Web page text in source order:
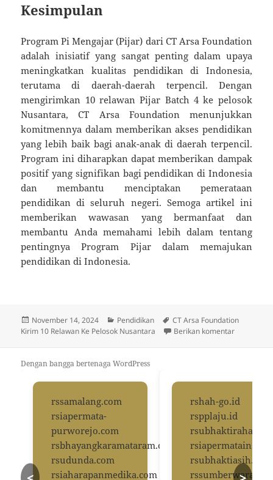
Kesimpulan
Program Pi Mengajar (Pijar) dari CT Arsa Foundation
adalah inisiatif yang sangat penting dalam upaya
meningkatkan kualitas pendidikan di Indonesia,
terutama di daerah-daerah terpencil. Dengan
mengirimkan 10 relawan Pijar Batch 4 ke pelosok
Nusantara, CT Arsa Foundation menunjukkan
komitmennya dalam memberikan akses pendidikan
yang lebih baik bagi anak-anak di daerah terpencil.
Program ini diharapkan dapat memberikan dampak
positif yang signifikan bagi pendidikan di Indonesia
dan membantu menciptakan pemerataan
pendidikan di seluruh negeri. Semoga artikel ini
memberikan wawasan yang bermanfaat dan
membantu Anda memahami lebih dalam tentang
pentingnya Program Pijar dalam memajukan
pendidikan di Indonesia.
Diposkan
pada
November 14, 2024 Kategori
Pendidikan Tag
CT Arsa Foundation
Kirim 10 Relawan Ke Pelosok Nusantara
Berikan komentaruntuk CT
Dengan bangga bertenaga WordPress
rssamalang.com
rsiapermata-
purworejo.com
rsbhayangkaramataram.com
rsudunda.com
rsiaharapanmedika.com
rshah-go.id
rspplaju.id
rsubhaktiasih.com